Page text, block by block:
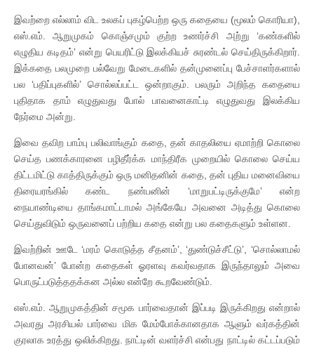
இவற்றை எல்லாம் விட உலகப் புகழ்பெற்ற ஒரு கதையை (மூலம் கொரியா),
எஸ்.எம். ஆறுமுகம் கொஞ்சமும் குற்ற உணர்ச்சி அற்று ‘கண்களில்
எழுதிய கடிதம்’ என்று பெயரிட்டு இலக்கியச் சுரண்டல் செய்திருக்கிறார்.
இக்கதை பலமுறை பல்வேறு மேடைகளில் தன்முனைப்பு பேச்சாளர்களால்
பல ‘பதிப்புகளில்’ சொல்லப்பட்ட ஒன்றாகும். பலரும் அறிந்த கதையை
புதிதாக தாம் எழுதுவது போல் பாவனைகாட்டி எழுதுவது இலக்கிய
நேர்மை அன்று.
இவை தவிற பாம்பு பலிவாங்கும் கதை, தன் காதலியை ஏமாற்றி கொலை
செய்த பணக்காரனை பழிதீர்க்க மாந்திரீக முறையில் கொலை செய்ய
திட்டமிட்டு காத்திருக்கும் ஒரு மனிதனின் கதை, தன் புதிய மனைவியை
திரையரங்கில் கண்ட நண்பனின் ‘மாறுபட்டிருக்குமே’ என்ற
நையாண்டியை தாங்கமாட்டாமல் அங்கேயே அவனை அடித்து கொலை
செய்துவிடும் ஒருவனைப் பற்றிய கதை என்று பல கதைகளும் உள்ளன.
இவற்றின் ஊடே ‘மரம் கொடுத்த சீதனம்’, ‘துண்டுச்சீட்டு’, ‘சொல்லாமல்
போனவன்’ போன்ற கதைகள் ஓரளவு கவர்வதாக இருந்தாலும் அவை
பொருட்படுத்ததக்கன அல்ல என்றே கூறவேண்டும்.
எஸ்.எம். ஆறுமுகத்தின் சமூக பார்வைதான் இப்படி இருக்கிறது என்றால்
அவரது அரசியல் பார்வை மிக மேம்போக்கானதாக ஆளும் வர்கத்தின்
குரலாக உரத்து ஒலிக்கிறது. நாட்டின் வளர்ச்சி என்பது நாட்டில் கட்டப்படும்